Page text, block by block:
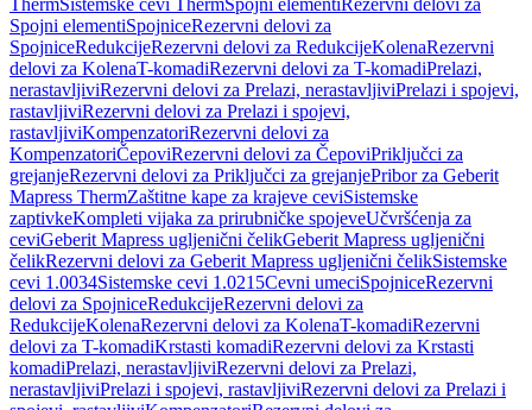
ThermSistemske cevi ThermSpojni elementi Rezervni delovi za
Spojni elementiSpojniceRezervni delovi za
SpojniceRedukcijeRezervni delovi za RedukcijeKolenaRezervni
delovi za KolenaT-komadiRezervni delovi za T-komadiPrelazi,
nerastavljiviRezervni delovi za Prelazi, nerastavljiviPrelazi i spojevi,
rastavljiviRezervni delovi za Prelazi i spojevi,
rastavljiviKompenzatoriRezervni delovi za
KompenzatoriČepoviRezervni delovi za ČepoviPriključci za
grejanjeRezervni delovi za Priključci za grejanjePribor za Geberit
Mapress ThermZaštitne kape za krajeve ceviSistemske
zaptivkeKompleti vijaka za prirubničke spojeveUčvršćenja za
ceviGeberit Mapress ugljenični čelikGeberit Mapress ugljenični
čelikRezervni delovi za Geberit Mapress ugljenični čelikSistemske
cevi 1.0034Sistemske cevi 1.0215Cevni umeciSpojniceRezervni
delovi za SpojniceRedukcijeRezervni delovi za
RedukcijeKolenaRezervni delovi za KolenaT-komadiRezervni
delovi za T-komadiKrstasti komadiRezervni delovi za Krstasti
komadiPrelazi, nerastavljiviRezervni delovi za Prelazi,
nerastavljiviPrelazi i spojevi, rastavljiviRezervni delovi za Prelazi i